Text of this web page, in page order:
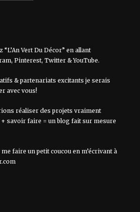
Vert Du Décor” en allant
, Pinterest, Twitter&YouTube.
& partenariats excitants je serais
avec vous!
réaliser des projets vraiment
savoir faire = un blog fait sur mesure
faire un petit coucou en m’écrivant à